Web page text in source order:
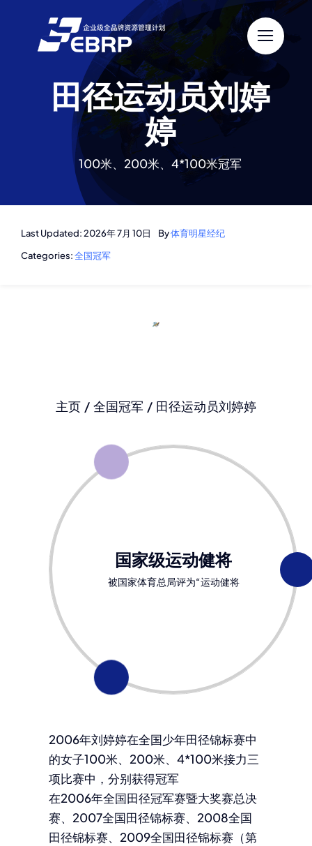
田径运动员刘婷
婷
100米、200米、4*100米冠军
Last Updated: 2026年 7月 10日 By体育明星经纪
Categories:全国冠军
主页 全国冠军 田径运动员刘婷婷
国家级运动健将
被国家体育总局评为“运动健将
2006年刘婷婷在全国少年田径锦标赛中
的女子100米、200米、4*100米接力三
项比赛中，分别获得冠军
在2006年全国田径冠军赛暨大奖赛总决
赛、2007全国田径锦标赛、2008全国
田径锦标赛、2009全国田径锦标赛（第